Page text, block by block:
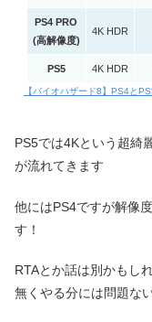
PS4 PRO
(高解像度)
4K HDR
PS5 4K HDR
【バイオハザード8】PS4と
PS5では4Kという超綺
が流れてきます
他にはPS4ですが解像
す！
RTAとか話は別かもし
無くやる分には問題な